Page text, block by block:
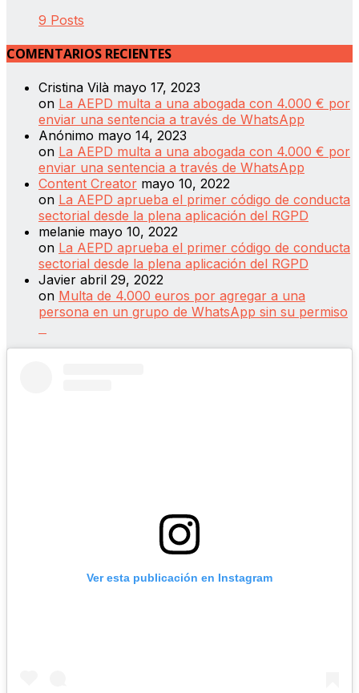
9 Posts
COMENTARIOS RECIENTES
Cristina Vilà mayo 17, 2023
on La AEPD multa a una abogada con 4.000 € por
enviar una sentencia a través de WhatsApp
Anónimo mayo 14, 2023
on La AEPD multa a una abogada con 4.000 € por
enviar una sentencia a través de WhatsApp
Content Creator mayo 10, 2022
on La AEPD aprueba el primer código de conducta
sectorial desde la plena aplicación del RGPD
melanie mayo 10, 2022
on La AEPD aprueba el primer código de conducta
sectorial desde la plena aplicación del RGPD
Javier abril 29, 2022
on Multa de 4.000 euros por agregar a una
persona en un grupo de WhatsApp sin su permiso
Ver esta publicación en Instagram